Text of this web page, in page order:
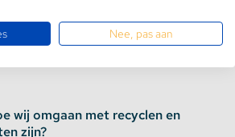
F
wij omgaan met recyclen en
zijn?
Nee, pas aan